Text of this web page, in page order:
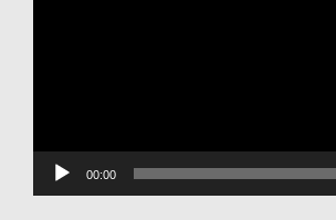
00:00